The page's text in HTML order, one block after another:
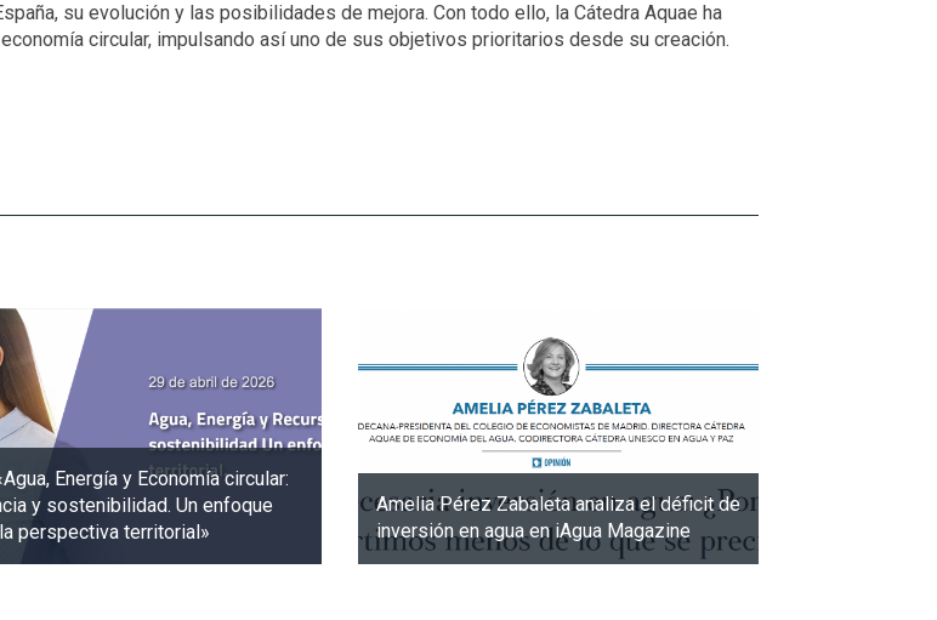
su evolución y las posibilidades de mejora. Con todo ello, la Cátedra Aquae ha
circular, impulsando así uno de sus objetivos prioritarios desde su creación.
Energía y Economía circular:
y sostenibilidad. Un enfoque
perspectiva territorial»
Amelia Pérez Zabaleta analiza el déficit de
inversión en agua en iAgua Magazine